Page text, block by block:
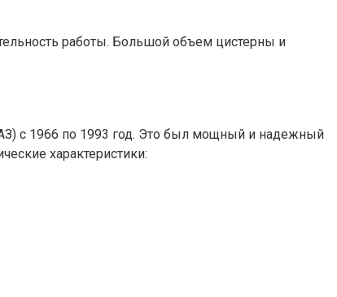
работы. Большой объем цистерны и
с 1966 по 1993 год. Это был мощный и надежный
характеристики: